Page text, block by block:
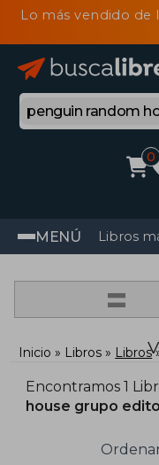
Lo más vendido de
0
MENÚ Libros
=
Inicio Libros Libros
Encontramos 1
house grupo